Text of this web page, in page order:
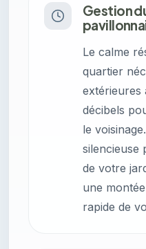
Gestion
Le calme
quartier
extérieures
décibels
le
silencieuse
de votre
une
rapide de